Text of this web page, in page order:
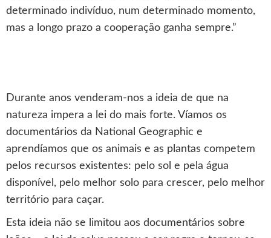
determinado indivíduo, num determinado momento,
mas a longo prazo a cooperação ganha sempre.”
Durante anos venderam-nos a ideia de que na
natureza impera a lei do mais forte. Víamos os
documentários da National Geographic e
aprendíamos que os animais e as plantas competem
pelos recursos existentes: pelo sol e pela água
disponível, pelo melhor solo para crescer, pelo melhor
território para caçar.
Esta ideia não se limitou aos documentários sobre